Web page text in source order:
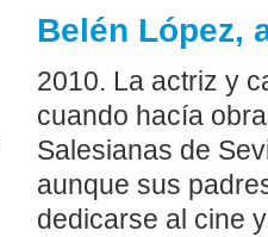
Belén López,
2010. La actriz y
cuando hacía
Salesianas de
aunque sus
dedicarse al cine